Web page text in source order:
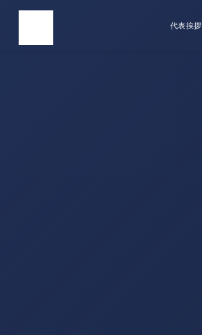
代表挨拶